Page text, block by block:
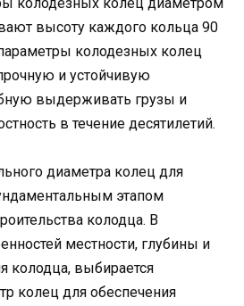
высоту каждого кольца 90
колодезных колец
и устойчивую
выдерживать грузы и
в течение десятилетий.
диаметра колец для
этапом
колодца. В
местности, глубины и
колодца, выбирается
колец для обеспечения